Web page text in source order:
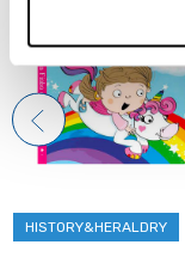
HISTORY&HERALDRY